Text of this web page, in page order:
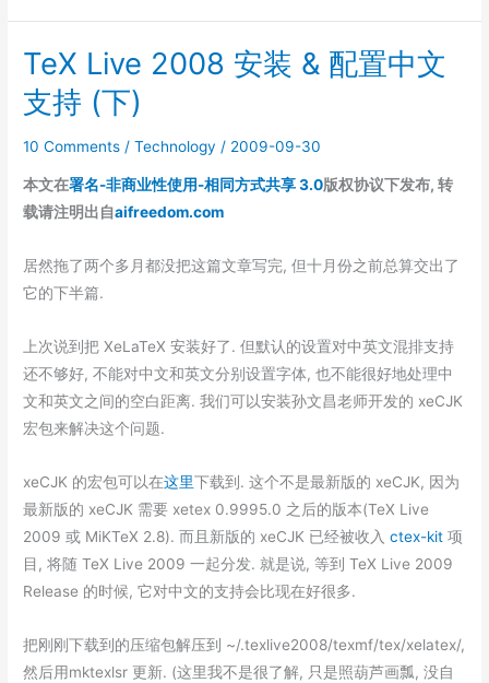
删
的
软
件
找
回
删
件
包
TeX Live 2008 安装 & 配置中文
支持 (下)
10 Comments /Technology / 2009-09-30
本文在署名-非商业性使用-相同方式共享 3.0版权协议下发布, 转
载请注明出自aifreedom.com
居然拖了两个多月都没把这篇文章写完, 但十月份之前总算交出了
它的下半篇.
上次说到把 XeLaTeX 安装好了. 但默认的设置对中英文混排支持
还不够好, 不能对中文和英文分别设置字体, 也不能很好地处理中
文和英文之间的空白距离. 我们可以安装孙文昌老师开发的 xeCJK
宏包来解决这个问题.
xeCJK 的宏包可以在这里下载到. 这个不是最新版的 xeCJK, 因为
最新版的 xeCJK 需要 xetex 0.9995.0 之后的版本(TeX Live
2009 或 MiKTeX 2.8). 而且新版的 xeCJK 已经被收入ctex-kit 项
目, 将随 TeX Live 2009 一起分发. 就是说, 等到 TeX Live 2009
Release 的时候, 它对中文的支持会比现在好很多.
把刚刚下载到的压缩包解压到 ~/.texlive2008/texmf/tex/xelatex/,
然后用mktexlsr 更新. (这里我不是很了解, 只是照葫芦画瓢, 没自